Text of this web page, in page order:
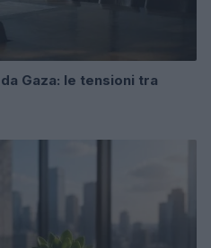
Gaza: le tensioni tra